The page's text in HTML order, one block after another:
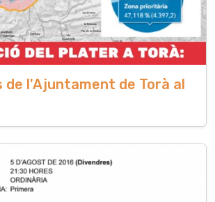
de l'Ajuntament de Torà al